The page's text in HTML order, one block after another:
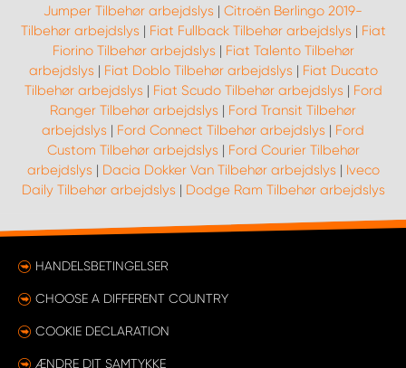
Jumper Tilbehør arbejdslys | Citroën Berlingo 2019-
Tilbehør arbejdslys | Fiat Fullback Tilbehør arbejdslys | Fiat
Fiorino Tilbehør arbejdslys | Fiat Talento Tilbehør
arbejdslys | Fiat Doblo Tilbehør arbejdslys | Fiat Ducato
Tilbehør arbejdslys | Fiat Scudo Tilbehør arbejdslys | Ford
Ranger Tilbehør arbejdslys | Ford Transit Tilbehør
arbejdslys | Ford Connect Tilbehør arbejdslys | Ford
Custom Tilbehør arbejdslys | Ford Courier Tilbehør
arbejdslys | Dacia Dokker Van Tilbehør arbejdslys | Iveco
Daily Tilbehør arbejdslys | Dodge Ram Tilbehør arbejdslys
HANDELSBETINGELSER
CHOOSE A DIFFERENT COUNTRY
COOKIE DECLARATION
ÆNDRE DIT SAMTYKKE